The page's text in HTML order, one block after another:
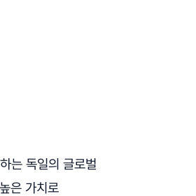
는 독일의 글로벌
은 가치로